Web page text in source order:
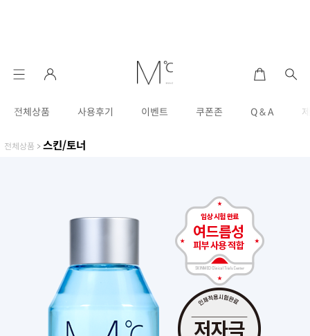
전체상품 사용후기 이벤트 쿠폰존 Q & A
전체상품 > 스킨/토너